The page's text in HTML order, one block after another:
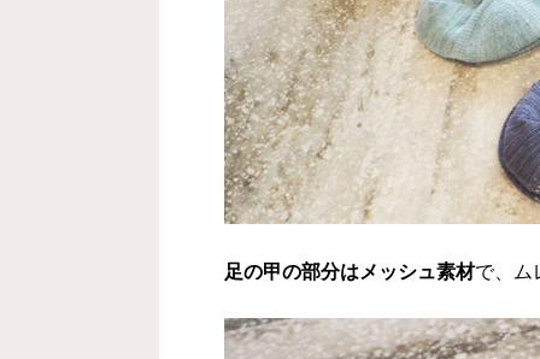
足の甲の部分はメッシュ素材で、ム